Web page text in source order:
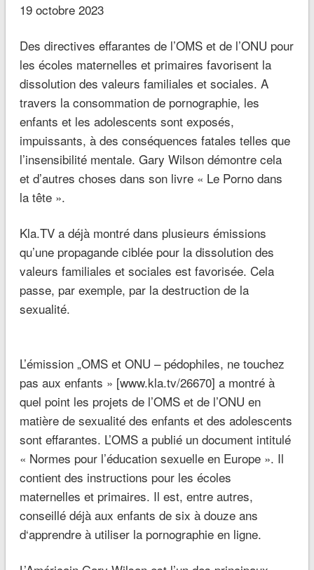
19 octobre 2023
Des directives effarantes de l’OMS et de l’ONU pour
les écoles maternelles et primaires favorisent la
dissolution des valeurs familiales et sociales. A
travers la consommation de pornographie, les
enfants et les adolescents sont exposés,
impuissants, à des conséquences fatales telles que
l’insensibilité mentale. Gary Wilson démontre cela
et d’autres choses dans son livre « Le Porno dans
la tête ».
Kla.TV a déjà montré dans plusieurs émissions
qu’une propagande ciblée pour la dissolution des
valeurs familiales et sociales est favorisée. Cela
passe, par exemple, par la destruction de la
sexualité.
L’émission „OMS et ONU – pédophiles, ne touchez
pas aux enfants » [www.kla.tv/26670] a montré à
quel point les projets de l’OMS et de l’ONU en
matière de sexualité des enfants et des adolescents
sont effarantes. L’OMS a publié un document intitulé
« Normes pour l’éducation sexuelle en Europe ». Il
contient des instructions pour les écoles
maternelles et primaires. Il est, entre autres,
conseillé déjà aux enfants de six à douze ans
d‘apprendre à utiliser la pornographie en ligne.